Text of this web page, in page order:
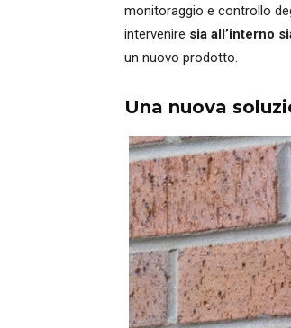
monitoraggio e controllo
intervenire sia all’interno
un nuovo prodotto.
Una nuova